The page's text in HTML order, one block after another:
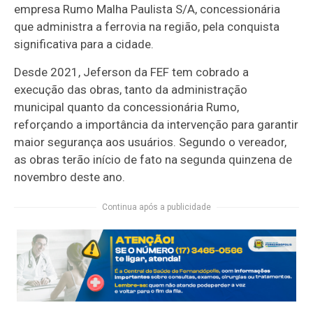
empresa Rumo Malha Paulista S/A, concessionária
que administra a ferrovia na região, pela conquista
significativa para a cidade.
Desde 2021, Jeferson da FEF tem cobrado a
execução das obras, tanto da administração
municipal quanto da concessionária Rumo,
reforçando a importância da intervenção para garantir
maior segurança aos usuários. Segundo o vereador,
as obras terão início de fato na segunda quinzena de
novembro deste ano.
Continua após a publicidade